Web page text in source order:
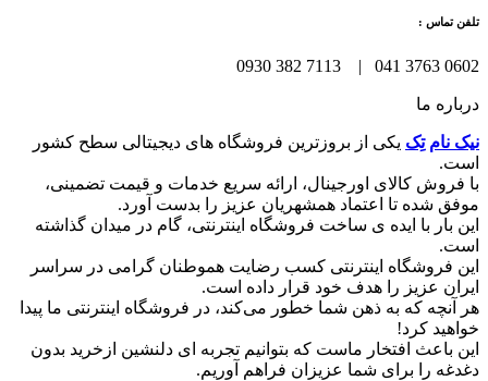
تلفن تماس :
0602 3763 041 | 7113 382 0930
درباره ما
نیک نام تِک یکی از بروزترین فروشگاه های دیجیتالی سطح کشور
است.
با فروش کالای اورجینال، ارائه سریع خدمات و قیمت تضمینی،
موفق شده تا اعتماد همشهریان عزیز را بدست آورد.
این بار با ایده ی ساخت فروشگاه اینترنتی، گام در میدان گذاشته
است.
این فروشگاه اینترنتی کسب رضایت هموطنان گرامی در سراسر
ایران عزیز را هدف خود قرار داده است.
هر آنچه که به ذهن شما خطور می‌کند، در فروشگاه اینترنتی ما پیدا
خواهید کرد!
این باعث افتخار ماست که بتوانیم تجربه ای دلنشین ازخرید بدون
دغدغه را برای شما عزیزان فراهم آوریم.